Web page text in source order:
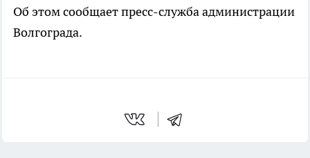
Об этом сообщает пресс-служба администрации
Волгограда.